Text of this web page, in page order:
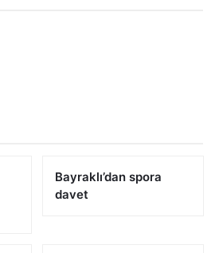
Bayraklı’dan spora
davet